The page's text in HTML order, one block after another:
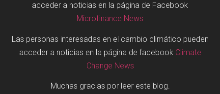
acceder a noticias en la página de Facebook
Microfinance News
Las personas interesadas en el cambio climático pueden
acceder a noticias en la página de facebook Climate
Change News
Muchas gracias por leer este blog.